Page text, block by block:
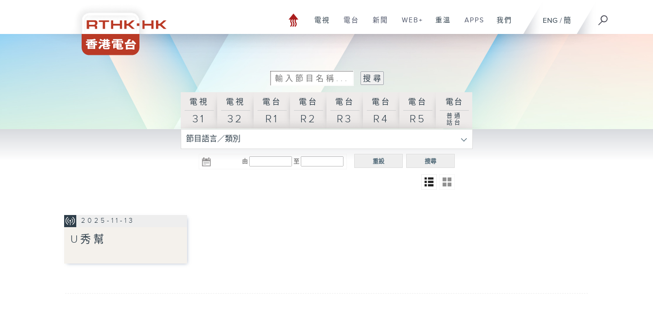
ENG / 簡
電視 電台 新聞 WEB+ 重溫 APPS 我們
電視
31
電視
32
電台
R1
電台
R2
電台
R3
電台
R4
電台
R5
電台
普通
話台
節目語言／類別
由 至 搜尋
重設
2025-11-13
U秀幫